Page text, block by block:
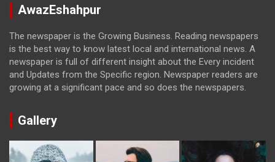
AwazEshahpur
The newspaper is the Growing Business. Reading newspapers
is the best way to know latest local and international news. A
newspaper is full of different insight about the Every incident
and Updates from the Specific region. Newspaper readers are
growing at a significant pace and so does the newspapers.
Gallery